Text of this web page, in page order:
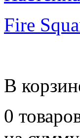
Fire
В
0